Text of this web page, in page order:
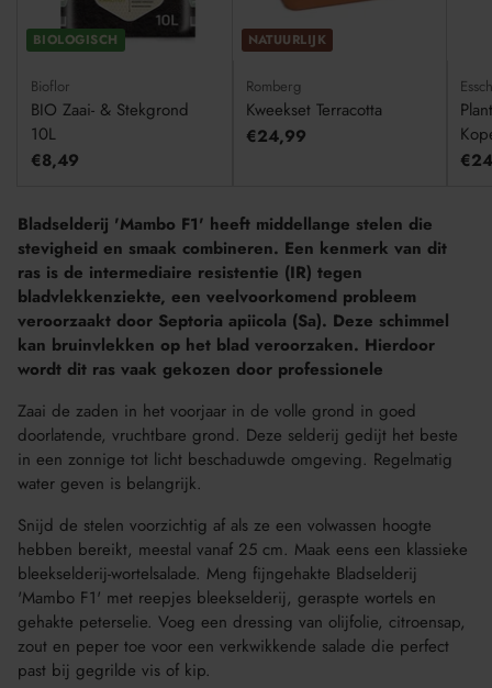
BIOLOGISCH
Bioflor
BIO Zaai- & Stekgrond
10L
€8,49
NATUURLIJK
Romberg
Kweekset Terracotta
€24,99
Bladselderij 'Mambo F1' heeft middellange stelen die
stevigheid en smaak combineren. Een kenmerk van dit
ras is de intermediaire resistentie (IR) tegen
bladvlekkenziekte, een veelvoorkomend probleem
veroorzaakt door Septoria apiicola (Sa). Deze schimmel
kan bruinvlekken op het blad veroorzaken. Hierdoor
wordt dit ras vaak gekozen door professionele
Zaai de zaden in het voorjaar in de volle grond in goed
doorlatende, vruchtbare grond. Deze selderij gedijt het beste
in een zonnige tot licht beschaduwde omgeving. Regelmatig
water geven is belangrijk.
Snijd de stelen voorzichtig af als ze een volwassen hoogte
hebben bereikt, meestal vanaf 25 cm. Maak eens een klassieke
bleekselderij-wortelsalade. Meng fijngehakte Bladselderij
'Mambo F1' met reepjes bleekselderij, geraspte wortels en
gehakte peterselie. Voeg een dressing van olijfolie, citroensap,
zout en peper toe voor een verkwikkende salade die perfect
past bij gegrilde vis of kip.